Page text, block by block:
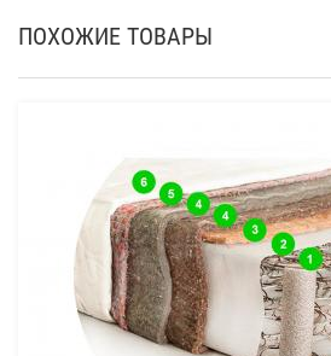
ПОХОЖИЕ ТОВАРЫ